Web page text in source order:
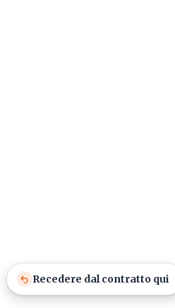
Recedere dal contratto qui